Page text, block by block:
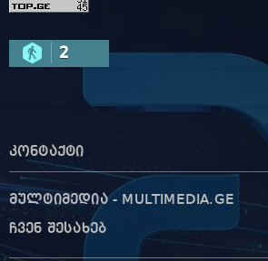
2
კონტაქტი
მულტიმედია - MULTIMEDIA.GE
ჩვენ შესახებ